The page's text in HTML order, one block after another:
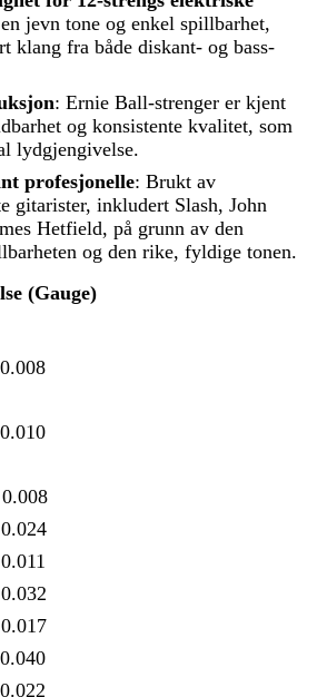
jevn tone og enkel spillbarhet,
klang fra både diskant- og bass-
: Ernie Ball-strenger er kjent
og konsistente kvalitet, som
lydgjengivelse.
profesjonelle: Brukt av
gitarister, inkludert Slash, John
Hetfield, på grunn av den
og den rike, fyldige tonen.
(Gauge)